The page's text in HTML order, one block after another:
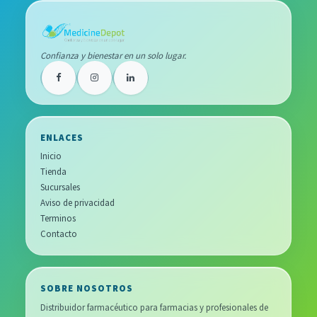
Confianza y bienestar en un solo lugar.
ENLACES
Inicio
Tienda
Sucursales
Aviso de privacidad
Terminos
Contacto
SOBRE NOSOTROS
Distribuidor farmacéutico para farmacias y profesionales de